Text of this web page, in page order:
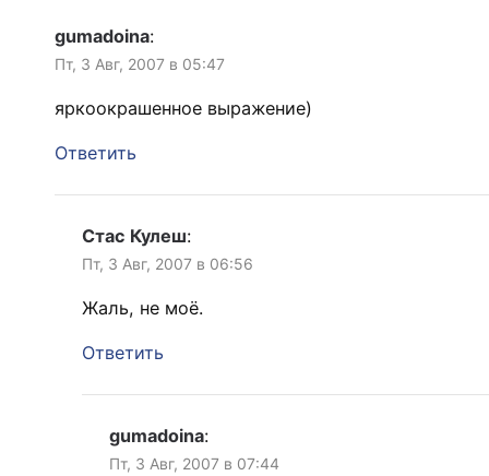
gumadoina:
Пт, 3 Авг, 2007 в 05:47
яркоокрашенное выражение)
Ответить
Стас Кулеш:
Пт, 3 Авг, 2007 в 06:56
Жаль, не моё.
Ответить
gumadoina:
Пт, 3 Авг, 2007 в 07:44